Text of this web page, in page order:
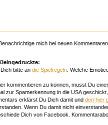
Benachrichtige mich bei neuen Kommentaren
Dich bitte an die Spielregeln . Welche
kommentieren zu können, musst Du
zur Spamerkennung in die USA
erklärst Du Dich damit und den hier
Wenn Du damit nicht
Dich von Facebook.